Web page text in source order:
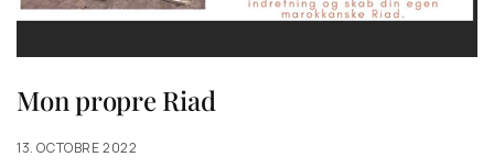
Mon propre Riad
13. OCTOBRE 2022